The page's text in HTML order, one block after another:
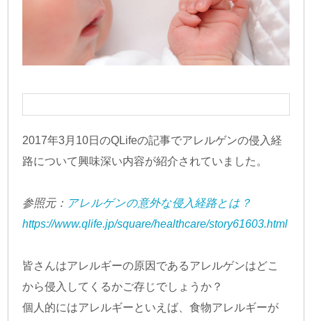
2017年3月10日のQLifeの記事でアレルゲンの侵入経
路について興味深い内容が紹介されていました。
参照元： アレルゲンの意外な侵入経路とは？
https://www.qlife.jp/square/healthcare/story61603.html
皆さんはアレルギーの原因であるアレルゲンはどこ
から侵入してくるかご存じでしょうか？
個人的にはアレルギーといえば、食物アレルギーが